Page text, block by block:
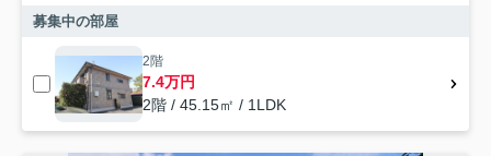
募集中の部屋
2階
7.4万円
2階 / 45.15㎡ / 1LDK